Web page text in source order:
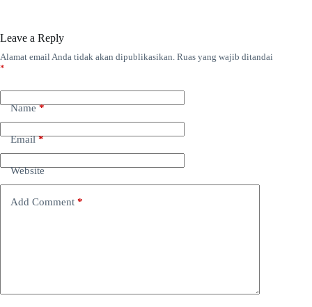
Leave a Reply
Alamat email Anda tidak akan dipublikasikan. Ruas yang wajib ditandai
*
Name*
Email*
Website
Add Comment *